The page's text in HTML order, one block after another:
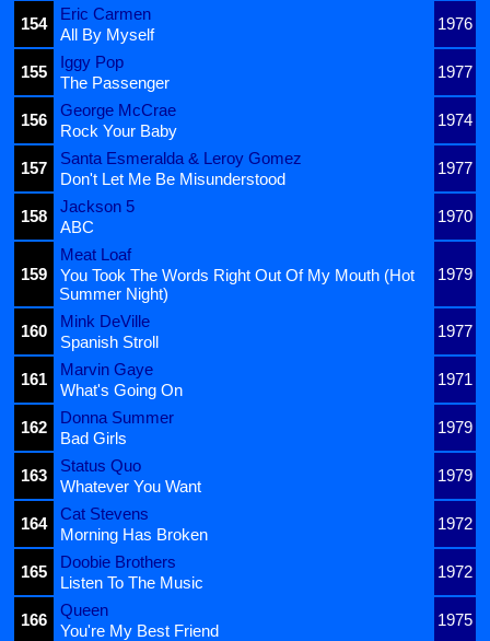
154
Eric Carmen
1976
All By Myself
155
Iggy Pop
1977
The Passenger
156
George McCrae
1974
Rock Your Baby
157
Santa Esmeralda & Leroy Gomez
1977
Don't Let Me Be Misunderstood
158
Jackson 5
1970
ABC
159
Meat Loaf
1979
You Took The Words Right Out Of My Mouth (Hot
Summer Night)
160
Mink DeVille
1977
Spanish Stroll
161
Marvin Gaye
1971
What's Going On
162
Donna Summer
1979
Bad Girls
163
Status Quo
1979
Whatever You Want
164
Cat Stevens
1972
Morning Has Broken
165
Doobie Brothers
1972
Listen To The Music
166
Queen
1975
You're My Best Friend